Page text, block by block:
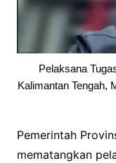
Pelaksana
Kalimantan Tengah,
Pemerintah
mematangkan